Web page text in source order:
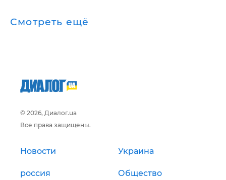
Смотреть ещё
© 2026, Диалог.ua
Все права защищены.
Новости Украина
россия Общество